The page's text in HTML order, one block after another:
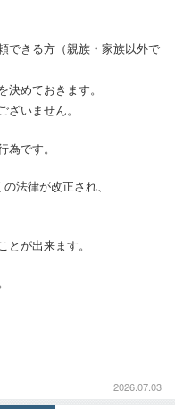
できる方（親族・家族以外で
めておきます。
いません。
です。
法律が改正され、
とが出来ます。
2026.07.03